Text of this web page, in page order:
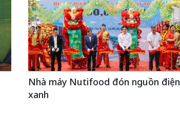
Nhà máy Nutifood đón nguồn điện
xanh